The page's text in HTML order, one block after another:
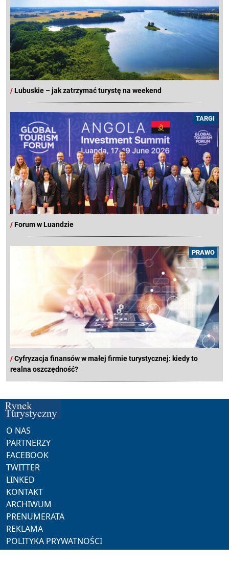
/Lubuskie – jak zatrzymać turystę na weekend
TARGI
/Forum w Luandzie
PRAWO
/Cyfryzacja finansów w małej firmie turystycznej: kiedy to
realna oszczędność?
O NAS
PARTNERZY
FACEBOOK
TWITTER
LINKED
KONTAKT
ARCHIWUM
PRENUMERATA
REKLAMA
POLITYKA PRYWATNOŚCI
NASZE SERWISY